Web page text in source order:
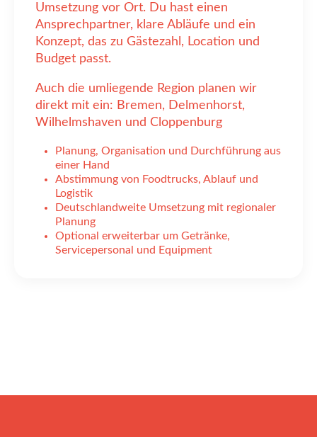
Umsetzung vor Ort. Du hast einen
Ansprechpartner, klare Abläufe und ein
Konzept, das zu Gästezahl, Location und
Budget passt.
Auch die umliegende Region planen wir
direkt mit ein: Bremen, Delmenhorst,
Wilhelmshaven und Cloppenburg
Planung, Organisation und Durchführung aus
einer Hand
Abstimmung von Foodtrucks, Ablauf und
Logistik
Deutschlandweite Umsetzung mit regionaler
Planung
Optional erweiterbar um Getränke,
Servicepersonal und Equipment